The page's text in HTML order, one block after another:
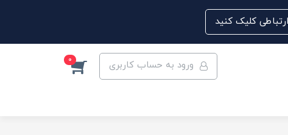
ورود به حساب کاربری 0